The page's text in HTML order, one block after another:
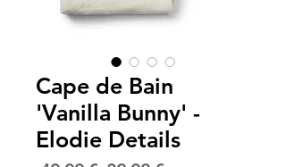
Cape de Bain
'Vanilla Bunny' -
Elodie Details